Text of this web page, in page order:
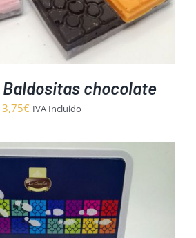
Baldositas chocolate
3,75€ IVA Incluido